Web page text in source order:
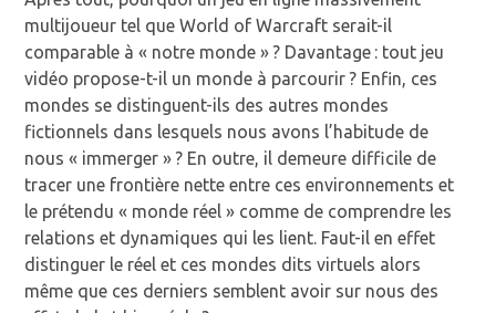
multijoueur tel que World of Warcraft serait-il
comparable à « notre monde » ? Davantage : tout jeu
vidéo propose-t-il un monde à parcourir ? Enfin, ces
mondes se distinguent-ils des autres mondes
fictionnels dans lesquels nous avons l’habitude de
nous « immerger » ? En outre, il demeure difficile de
tracer une frontière nette entre ces environnements et
le prétendu « monde réel » comme de comprendre les
relations et dynamiques qui les lient. Faut-il en effet
distinguer le réel et ces mondes dits virtuels alors
même que ces derniers semblent avoir sur nous des